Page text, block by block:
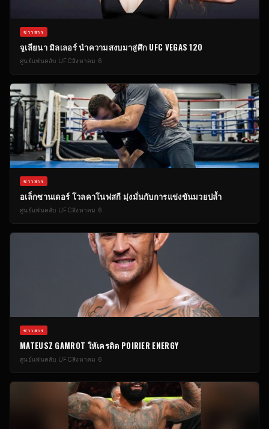
ข่าวสาร
จูเลียนา มิลเลอร์ นำความสงบมาสู่ศึก UFC VEGAS 120
ศูนย์แฟนคลับ UFCสิงหาคม 6
ข่าวสาร
อเล็กซานเดอร์ โวลคาโนฟสกี มุ่งมั่นกับการแข่งขันมวยปล้ำ
ศูนย์แฟนคลับ UFCสิงหาคม 6
ข่าวสาร
MATEUSZ GAMROT ให้เครดิต POIRIER ENERGY
ศูนย์แฟนคลับ UFCสิงหาคม 6